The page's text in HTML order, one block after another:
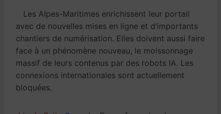
Les Alpes-Maritimes enrichissent leur portail
avec de nouvelles mises en ligne et d’importants
chantiers de numérisation. Elles doivent aussi faire
face à un phénomène nouveau, le moissonnage
massif de leurs contenus par des robots IA. Les
connexions internationales sont actuellement
bloquées.